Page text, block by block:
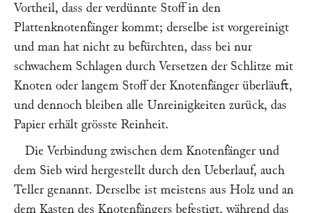
Vortheil, dass der verdünnte Stoff in den
Plattenknotenfänger kommt; derselbe ist vorgereinigt
und man hat nicht zu befürchten, dass bei nur
schwachem Schlagen durch Versetzen der Schlitze mit
Knoten oder langem Stoff der Knotenfänger überläuft,
und dennoch bleiben alle Unreinigkeiten zurück, das
Papier erhält grösste Reinheit.
Die Verbindung zwischen dem Knotenfänger und
dem Sieb wird hergestellt durch den Ueberlauf, auch
Tellergenannt. Derselbe ist meistens aus Holz und an
dem Kasten des Knotenfängers befestigt, während das